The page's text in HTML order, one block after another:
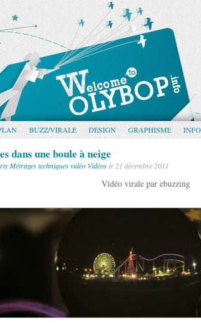
BUZZ/VIRALE DESIGN GRAPHISME
dans une boule à neige
Métragestechniques vidéo Vidéosle 21 décembre 2011
Vidéo virale par ebuzzing